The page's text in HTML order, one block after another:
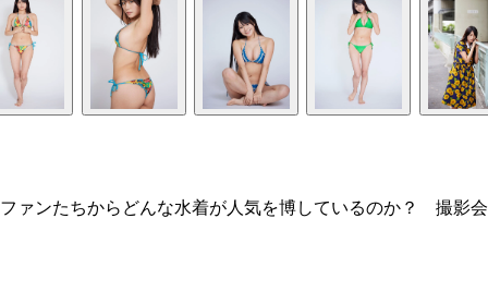
ァンたちからどんな水着が人気を博しているのか？ 撮影会